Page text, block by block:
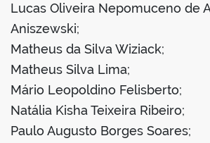
Lucas Oliveira Nepomuceno de
Aniszewski;
Matheus da Silva Wiziack;
Matheus Silva Lima;
Mário Leopoldino Felisberto;
Natália Kisha Teixeira Ribeiro;
Paulo Augusto Borges Soares;